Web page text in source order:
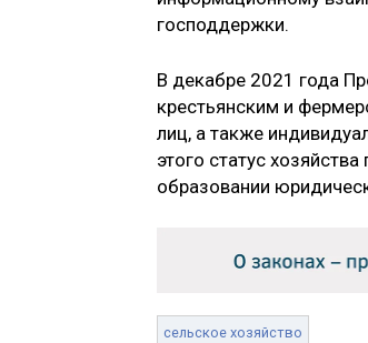
господдержки.
В декабре 2021 года
крестьянским и
лиц, а также
этого статус
образовании
сельское хозяйство